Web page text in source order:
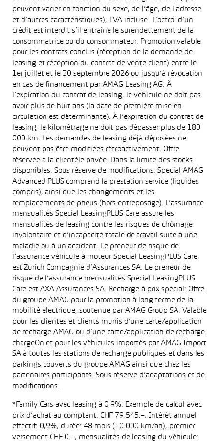
peuvent varier en fonction du sexe, de l’âge, de l’adresse
et d’autres caractéristiques), TVA incluse. L’octroi d’un
crédit est interdit s’il entraîne le surendettement de la
consommatrice ou du consommateur. Promotion valable
pour les contrats conclus (réception de la demande de
leasing et réception du contrat de vente client) entre le
1er juillet et le 30 septembre 2026 ou jusqu’à révocation
en cas de financement par AMAG Leasing AG. À
l’expiration du contrat de leasing, le véhicule ne doit pas
avoir plus de huit ans (la date de première mise en
circulation est déterminante). À l’expiration du contrat de
leasing, le kilométrage ne doit pas dépasser plus de 180
000 km. Les demandes de leasing déjà déposées ne
peuvent pas être modifiées rétroactivement. Offre
réservée à la clientèle privée. Dans la limite des stocks
disponibles. Sous réserve de modifications. Special AMAG
Advanced PLUS comprend la prestation service (liquides
compris), ainsi que les changements et les
remplacements de pneus (hors entreposage). L’assurance
mensualités Special LeasingPLUS Care assure les
mensualités de leasing contre les risques de chômage
involontaire et d’incapacité totale de travail suite à une
maladie ou à un accident. Le preneur de risque de
l’assurance véhicule à moteur Special LeasingPLUS Care
est Zurich Compagnie d’Assurances SA. Le preneur de
risque de l’assurance mensualités Special LeasingPLUS
Care est AXA Assurances SA. Recharge à prix spécial: Offre
du groupe AMAG pour la promotion à long terme de la
mobilité électrique, soutenue par AMAG Group SA. Valable
pour les clientes et clients munis d’une carte/application
de recharge AMAG ou d’une carte/application de recharge
chargeOn et pour les véhicules importés par AMAG Import
SA à toutes les stations de recharge publiques et dans les
parkings couverts du groupe AMAG ainsi que chez les
partenaires participants. Sous réserve d’adaptations et de
modifications.
*Family Cars avec leasing à 0,9%: Exemple de calcul avec
prix d’achat au comptant: CHF 79 545.–. Intérêt annuel
effectif: 0,9%, durée: 48 mois (10 000 km/an), premier
versement CHF 0.–, mensualités de leasing du véhicule: